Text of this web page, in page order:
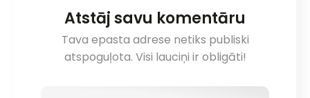
Atstāj savu komentāru
Tava epasta adrese netiks publiski
atspoguļota. Visi lauciņi ir obligāti!